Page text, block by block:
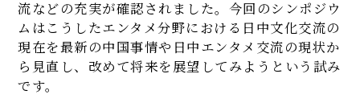
流などの充実が確認されました。今回のシンポジウ
ムはこうしたエンタメ分野における日中文化交流の
現在を最新の中国事情や日中エンタメ交流の現状か
ら見直し、改めて将来を展望してみようという試み
です。